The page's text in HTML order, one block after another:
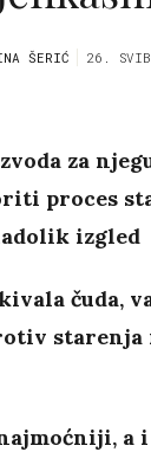
ŠERIĆ 26.
za
proces
izgled
čuda,
starenja
a i